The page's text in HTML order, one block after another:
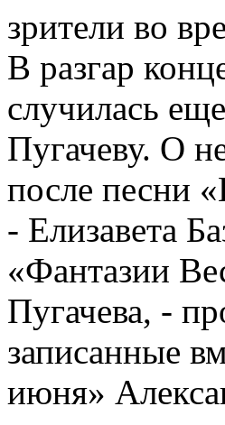
зрители во
В разгар
случилась
Пугачеву. О
после песни
- Елизавета
«Фантазии
Пугачева, -
записанные
июня»